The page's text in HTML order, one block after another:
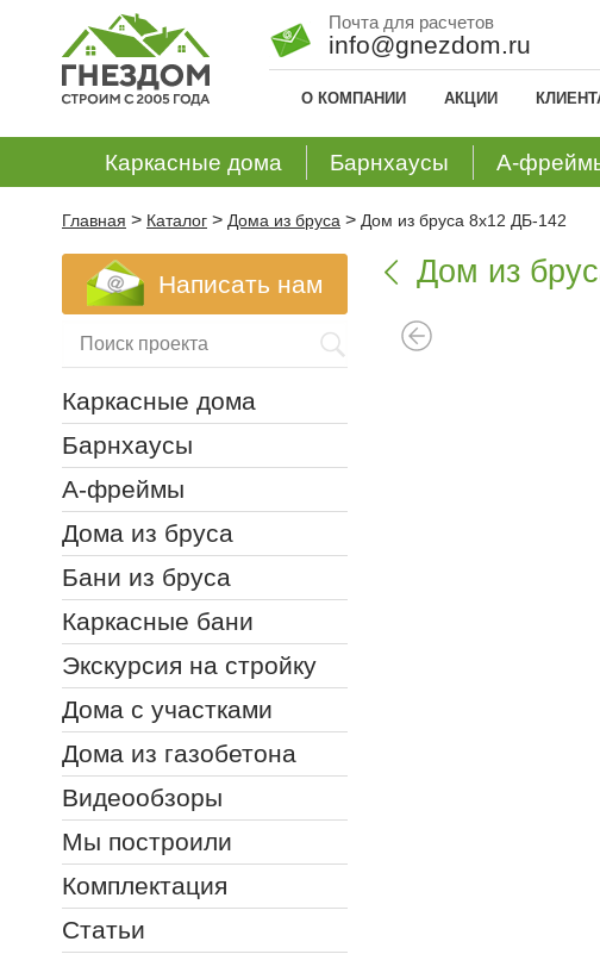
Почта для расчетов
info@gnezdom.ru
О КОМПАНИИ АКЦИИ
Каркасные дома Барнхаусы А-
Главная > Каталог > Дома из бруса > Дом из бруса 8х12 ДБ-142
 Дом из
Написать нам
Каркасные дома
Барнхаусы
А-фреймы
Дома из бруса
Бани из бруса
Каркасные бани
Экскурсия на стройку
Дома с участками
Дома из газобетона
Видеообзоры
Мы построили
Комплектация
Статьи